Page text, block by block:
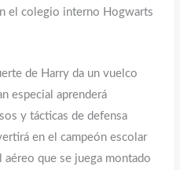
el colegio interno Hogwarts
de Harry da un vuelco
especial aprenderá
y tácticas de defensa
en el campeón escolar
que se juega montado